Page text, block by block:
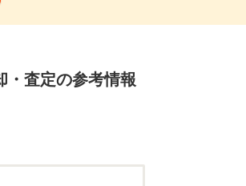
・査定の参考情報